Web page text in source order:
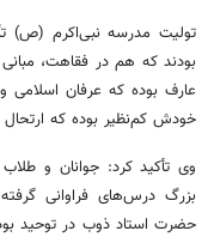
تولیت مدرسه نبی‌اکرم (ص)
بودند که هم در فقاهت،
عارف بوده که عرفان اسلامی
خودش کم‌نظیر بوده که
وی تأکید کرد: جوانان و
بزرگ درس‌های فراوانی
حضرت استاد ذوب در توحید